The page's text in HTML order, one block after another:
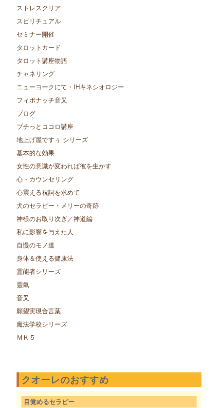
ストレスクリア
スピリチュアル
セミナー開催
タロットカード
タロット講座物語
チャネリング
ニューヨークにて・IHキネシオロジー
フィボナッチ音叉
ブログ
プチっとココロ講座
地上げ屋ですぅ シリーズ
基本的な効果
女性の意識が変われば彼を生かす
心・カウンセリング
心震える祝詞を求めて
犬のセラピー・メリーの奇跡
神様のお取り次ぎ／神道編
私に影響を与えた人
自慢のモノ達
身体＆使える健康法
霊能者シリーズ
靈氣
音叉
願望実現合言葉
魔法学校シリーズ
ＭＫ５
クオーレのおすすめ
目覚めるセラピー